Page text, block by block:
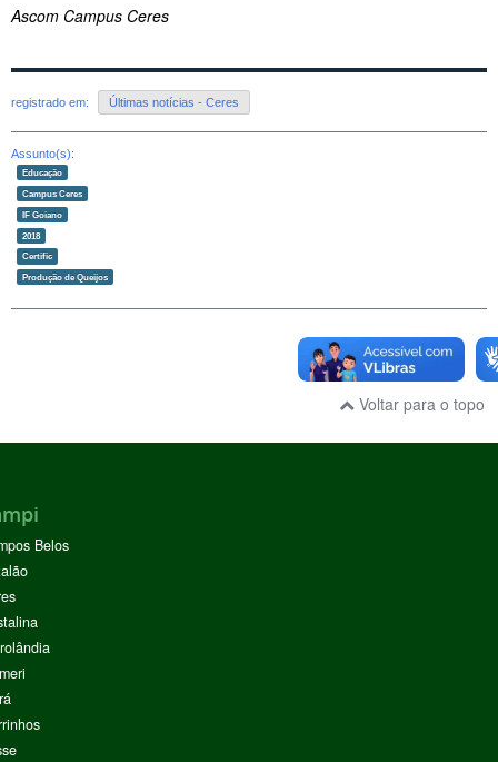
Ascom Campus Ceres
registrado em: Últimas notícias - Ceres
Assunto(s):
Educação
Campus Ceres
IF Goiano
2018
Certific
Produção de Queijos
Voltar para o topo
Belos